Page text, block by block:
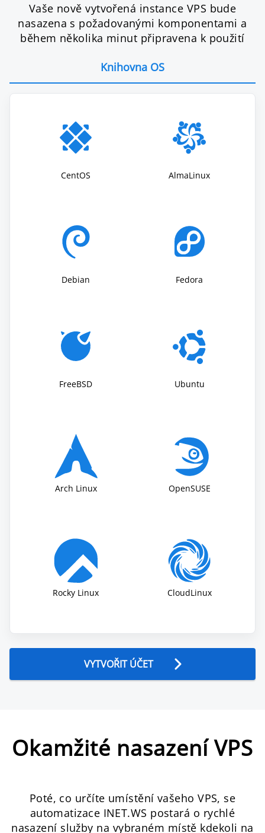
Vaše nově vytvořená instance VPS bude
nasazena s požadovanými komponentami a
během několika minut připravena k použití
Knihovna OS
CentOS AlmaLinux
Debian Fedora
FreeBSD Ubuntu
Аrch Linux OpenSUSE
Rocky Linux CloudLinux
VYTVOŘIT ÚČET
Okamžité nasazení VPS
Poté, co určíte umístění vašeho VPS, se
automatizace INET.WS postará o rychlé
nasazení služby na vybraném místě kdekoli na